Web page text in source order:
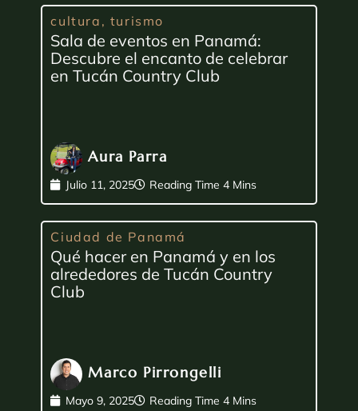
cultura , turismo
Sala de eventos en Panamá:
Descubre el encanto de celebrar
en Tucán Country Club
Aura Parra
Julio 11, 2025
Ciudad de Panamá
Qué hacer en Panamá y en los
alrededores de Tucán Country
Club
Marco Pirrongelli
Mayo 9, 2025